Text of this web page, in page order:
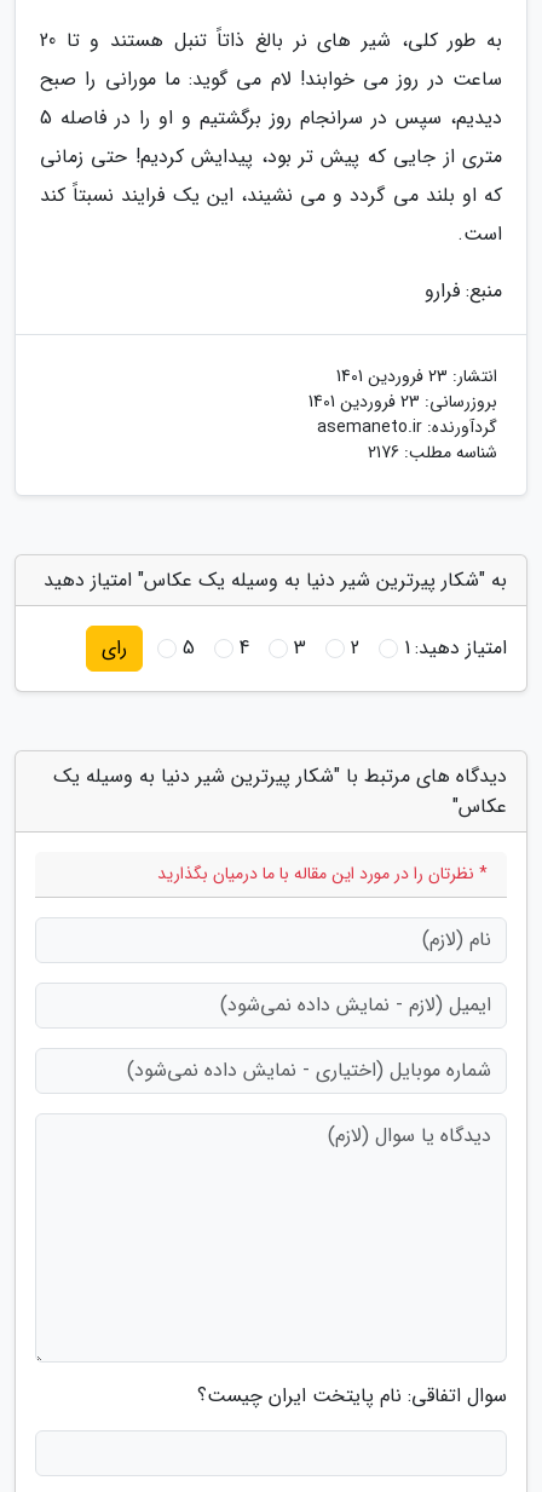
به طور کلی، شیر های نر بالغ ذاتاً تنبل هستند و تا 20
ساعت در روز می خوابند! لام می گوید: ما مورانی را صبح
دیدیم، سپس در سرانجام روز برگشتیم و او را در فاصله 5
متری از جایی که پیش تر بود، پیدایش کردیم! حتی زمانی
که او بلند می گردد و می نشیند، این یک فرایند نسبتاً کند
است.
منبع: فرارو
انتشار: 23 فروردین 1401
بروزرسانی: 23 فروردین 1401
گردآورنده: asemaneto.ir
شناسه مطلب: 2176
به "شکار پیرترین شیر دنیا به وسیله یک عکاس" امتیاز دهید
امتیاز دهید:1
2
3
4
5 رای
دیدگاه های مرتبط با "شکار پیرترین شیر دنیا به وسیله یک
عکاس"
* نظرتان را در مورد این مقاله با ما درمیان بگذارید
سوال اتفاقی: نام پایتخت ایران چیست؟